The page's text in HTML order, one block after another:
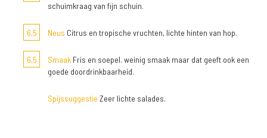
schuimkraag van fijn schuin.
6,5 Neus Citrus en tropische vruchten, lichte hinten van hop.
6,5 Smaak Fris en soepel. weinig smaak maar dat geeft ook een
goede doordrinkbaarheid.
Spijssuggestie Zeer lichte salades.